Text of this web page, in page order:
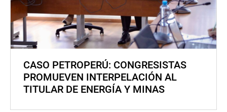
CASO PETROPERÚ: CONGRESISTAS
PROMUEVEN INTERPELACIÓN AL
TITULAR DE ENERGÍA Y MINAS